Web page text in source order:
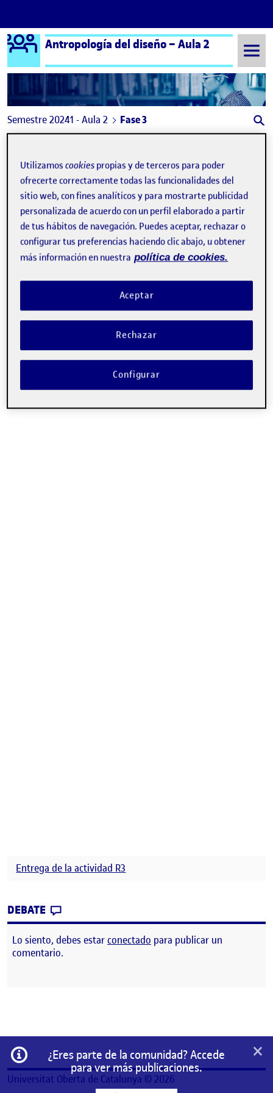
Saltar al contenido
Logo Ágora
Antropología del diseño – Aula 2
Semestre 20241 - Aula 2 Fase 3
Publicado porFase 3
Publicado por
Carmelo Scarpati Dominguez
Visibilidad:
Pública-Fecha de publicación
22 Dic 2024-comentarioen Fase 3
Entrega de la actividad R3
DEBATE
Lo siento, debes estarconectado para publicar un
comentario.
Información
¿Eres parte de la comunidad? Accede
para ver más publicaciones.
×
Universitat Oberta de Catalunya © 2026
Utilizamoscookies propias y de terceros para poder
ofrecerte correctamente todas las funcionalidades del
sitio web, con fines analíticos y para mostrarte publicidad
personalizada de acuerdo con un perfil elaborado a partir
de tus hábitos de navegación. Puedes aceptar, rechazar o
configurar tus preferencias haciendo clic abajo, u obtener
más información en nuestra política de cookies.
Rechazar
Aceptar
Configurar